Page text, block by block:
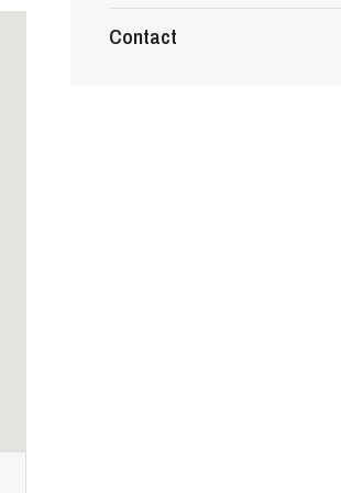
Contact